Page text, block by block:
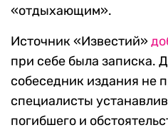
«отдыхающим».
Источник «Известий»
при себе была записка.
собеседник издания не
специалисты
погибшего и